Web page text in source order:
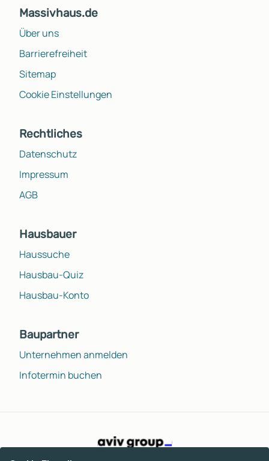
Massivhaus.de
Über uns
Barrierefreiheit
Sitemap
Cookie Einstellungen
Rechtliches
Datenschutz
Impressum
AGB
Hausbauer
Haussuche
Hausbau-Quiz
Hausbau-Konto
Baupartner
Unternehmen anmelden
Infotermin buchen